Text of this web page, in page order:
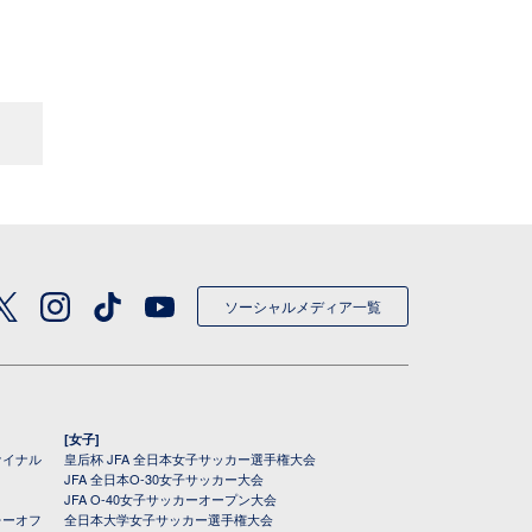
ソーシャルメディア一覧
ナル
オフ
[女子]
皇后杯 JFA 全日本女子サッカー選手権大会
JFA 全日本O-30女子サッカー大会
JFA O-40女子サッカーオープン大会
全日本大学女子サッカー選手権大会